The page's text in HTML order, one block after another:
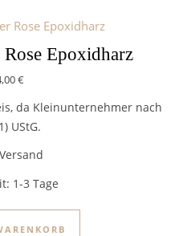
Epoxidharz
€
da Kleinunternehmer nach
UStG.
1-3 Tage